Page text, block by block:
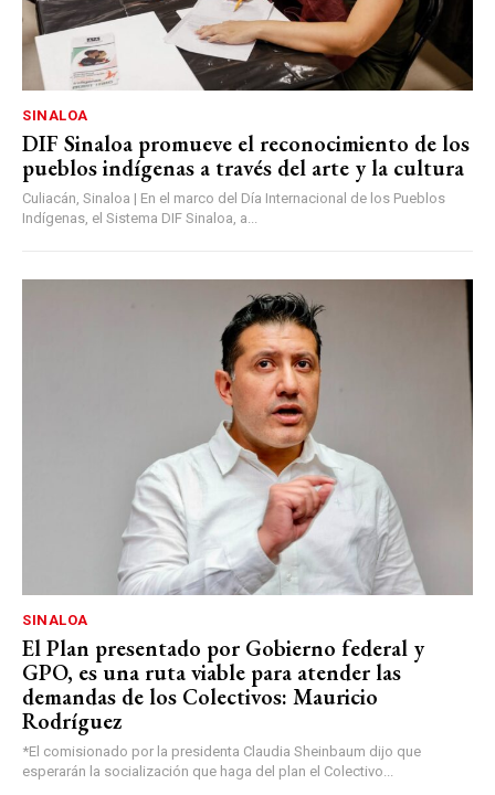
SINALOA
DIF Sinaloa promueve el reconocimiento de los
pueblos indígenas a través del arte y la cultura
Culiacán, Sinaloa | En el marco del Día Internacional de los Pueblos
Indígenas, el Sistema DIF Sinaloa, a...
SINALOA
El Plan presentado por Gobierno federal y
GPO, es una ruta viable para atender las
demandas de los Colectivos: Mauricio
Rodríguez
*El comisionado por la presidenta Claudia Sheinbaum dijo que
esperarán la socialización que haga del plan el Colectivo...